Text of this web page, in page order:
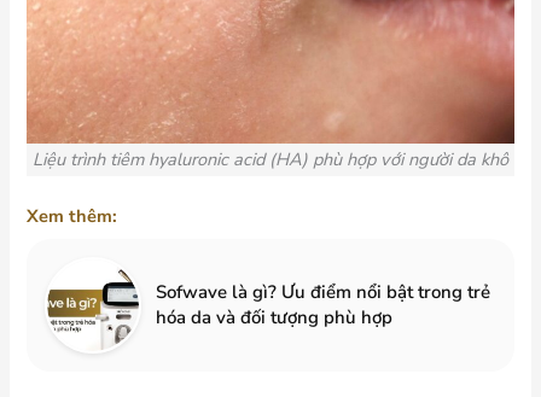
Liệu trình tiêm hyaluronic acid (HA) phù hợp với người da khô
Xem thêm:
Sofwave là gì? Ưu điểm nổi bật trong trẻ
hóa da và đối tượng phù hợp